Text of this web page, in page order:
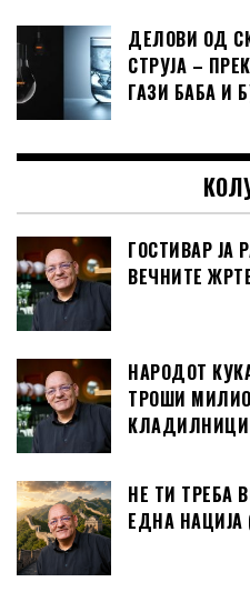
ДЕЛОВИ ОД
СТРУЈА –
ГАЗИ БАБА И
ГОСТИВАР ЈА
ВЕЧНИТЕ
НАРОДОТ
ТРОШИ
КЛАДИЛНИЦИ
НЕ ТИ ТРЕБА
ЕДНА